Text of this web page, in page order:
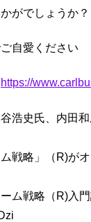
がでしょうか？
自愛ください
https://
浩史氏、内田
ム戦略」（R)が
ム戦略（R)入門